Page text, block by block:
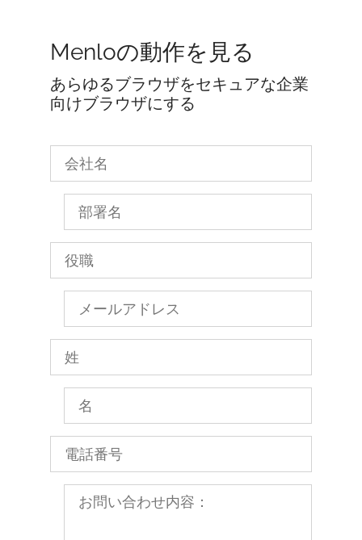
Menloの動作を見る
あらゆるブラウザをセキュアな企業
向けブラウザにする